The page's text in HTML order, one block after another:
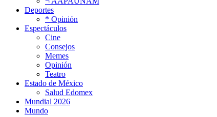
Deportes
* Opinión
Espectáculos
Cine
Consejos
Memes
Opinión
Teatro
Estado de México
Salud Edomex
Mundial 2026
Mundo